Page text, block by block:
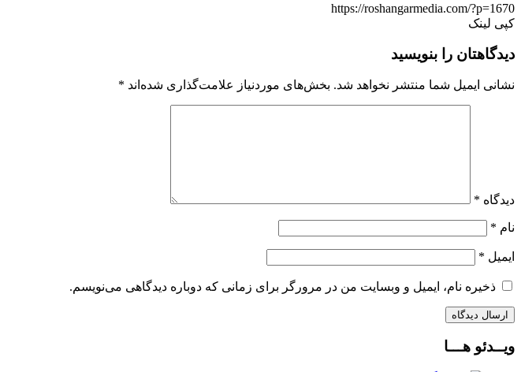
https://roshangarmedia.com/?p=1670
کپی لینک
دیدگاهتان را بنویسید
نشانی ایمیل شما منتشر نخواهد شد. بخش‌های موردنیاز علامت‌گذاری شده‌اند *
دیدگاه *
نام *
ایمیل *
ذخیره نام، ایمیل و وبسایت من در مرورگر برای زمانی که دوباره دیدگاهی می‌نویسم.
ویــدئو هـــا